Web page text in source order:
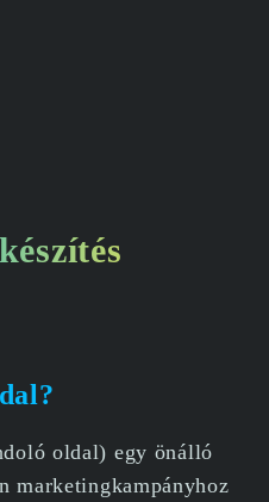
oldal) egy önálló
marketingkampányhoz